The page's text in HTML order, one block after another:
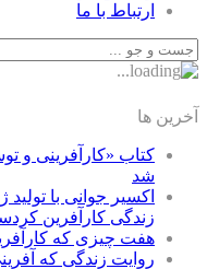
ارتباط با ما
آخرین ها
کتاب «کارآفرینی و
شد
اکسیر جوانی با
زندگی کارآفرین
هفت چیزی که
روایت زندگی که